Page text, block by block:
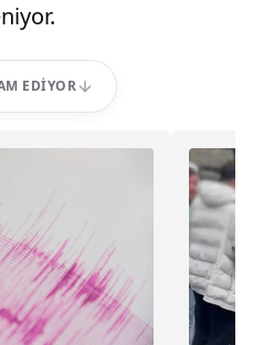
EDIYOR